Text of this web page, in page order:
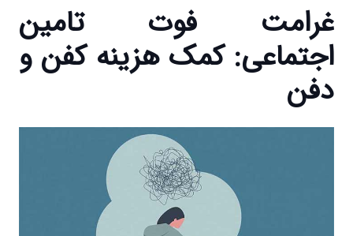
غرامت فوت تامین
اجتماعی: کمک هزینه کفن و
دفن